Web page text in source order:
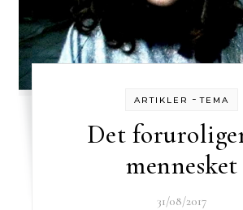
ARTIKLER -TEMA
Det
mennesket
31/08/2017